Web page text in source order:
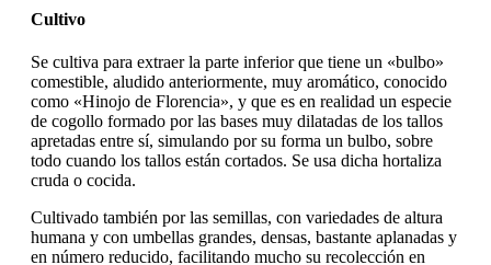
Cultivo
Se cultiva para extraer la parte inferior que tiene un «bulbo»
comestible, aludido anteriormente, muy aromático, conocido
como «Hinojo de Florencia», y que es en realidad un especie
de cogollo formado por las bases muy dilatadas de los tallos
apretadas entre sí, simulando por su forma un bulbo, sobre
todo cuando los tallos están cortados. Se usa dicha hortaliza
cruda o cocida.
Cultivado también por las semillas, con variedades de altura
humana y con umbellas grandes, densas, bastante aplanadas y
en número reducido, facilitando mucho su recolección en